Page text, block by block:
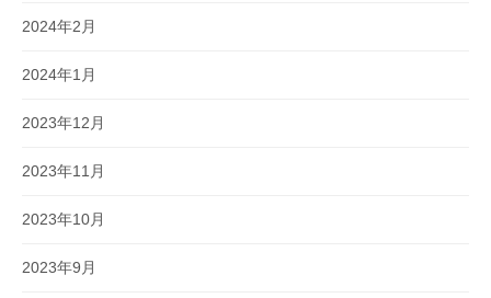
2024年2月
2024年1月
2023年12月
2023年11月
2023年10月
2023年9月